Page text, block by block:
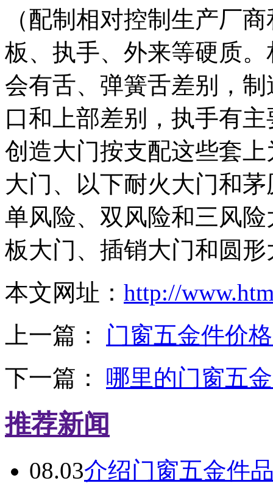
（配制相对控制生产厂
板、执手、外来等硬质
会有舌、弹簧舌差别，
口和上部差别，执手有
创造大门按支配这些套
大门、以下耐火大门和
单风险、双风险和三风
板大门、插销大门和圆
本文网址： http://
上一篇： 门窗五金件价
下一篇： 哪里的门窗五
推荐新闻
08.03介绍门窗五金件